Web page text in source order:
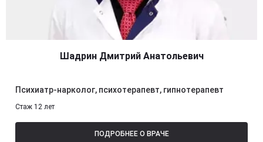
Шадрин Дмитрий Анатольевич
Психиатр-нарколог, психотерапевт, гипнотерапевт
Стаж 12 лет
ПОДРОБНЕЕ О ВРАЧЕ